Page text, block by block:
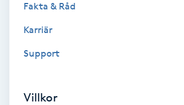
Fotvård
Fransar
Fransborttagning
Fakta & Råd
Karriär
Support
Villkor